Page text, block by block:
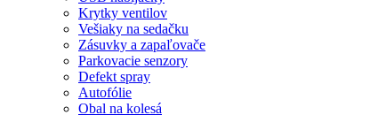
Krytky ventilov
Vešiaky na sedačku
Zásuvky a zapaľovače
Parkovacie senzory
Defekt spray
Autofólie
Obal na kolesá